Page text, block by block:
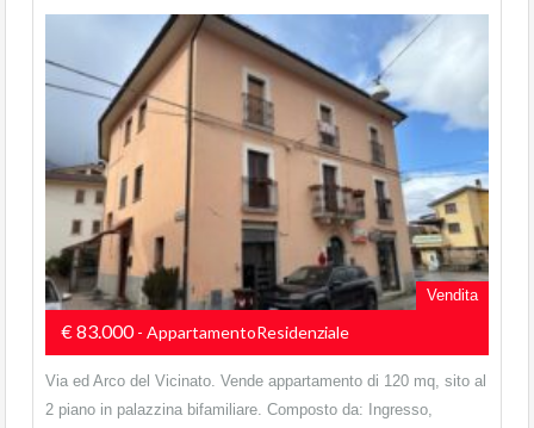
Vendita
€ 83.000- AppartamentoResidenziale
Via ed Arco del Vicinato. Vende appartamento di 120 mq, sito al
2 piano in palazzina bifamiliare. Composto da: Ingresso,